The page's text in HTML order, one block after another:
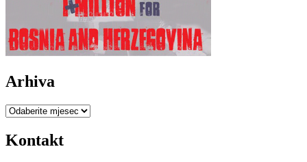
Arhiva
Arhiva
Kontakt